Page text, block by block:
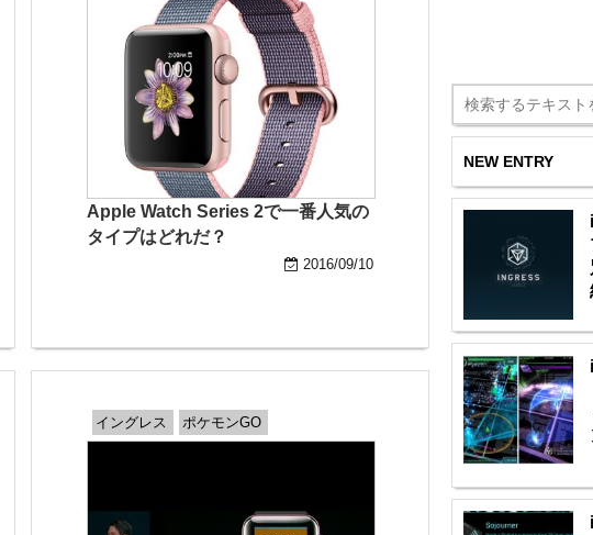
Apple Watch Series 2で一番人気の
タイプはどれだ？
2016/09/10
イングレス ポケモンGO
NEW ENTRY